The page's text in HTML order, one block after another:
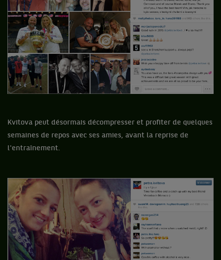
Kvitova peut désormais décompresser et profiter de quelques
semaines de repos avec ses amies, avant la reprise de
l'entraînement.